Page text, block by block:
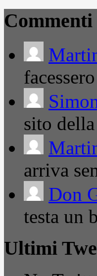
sito
arriva
Don
testa un
Ultimi